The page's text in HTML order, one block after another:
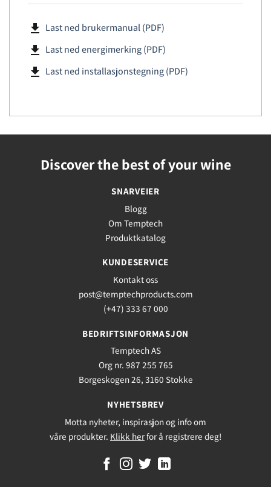
file_download Last ned brukermanual (PDF)
file_download Last ned energimerking (PDF)
file_download Last ned installasjonstegning (PDF)
Discover the best of your wine
SNARVEIER
Blogg
Om Temptech
Produktkatalog
KUNDESERVICE
Kontakt oss
post@temptechproducts.com
(+47) 333 67 000
BEDRIFTSINFORMASJON
Temptech AS
Org nr. 987 255 765
Borgeskogen 26, 3160 Stokke
NYHETSBREV
Motta nyheter, inspirasjon og info om
våre produkter. Klikk herfor å registrere deg!